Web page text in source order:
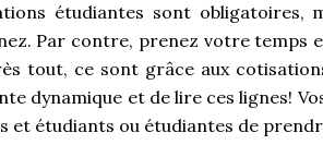
étudiantes sont obligatoires,
Par contre, prenez votre temps
tout, ce sont grâce aux
dynamique et de lire ces lignes!
et étudiants ou étudiantes de